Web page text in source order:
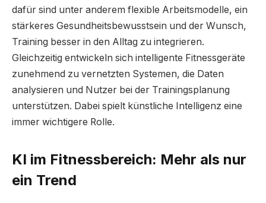
dafür sind unter anderem flexible Arbeitsmodelle, ein
stärkeres Gesundheitsbewusstsein und der Wunsch,
Training besser in den Alltag zu integrieren.
Gleichzeitig entwickeln sich intelligente Fitnessgeräte
zunehmend zu vernetzten Systemen, die Daten
analysieren und Nutzer bei der Trainingsplanung
unterstützen. Dabei spielt künstliche Intelligenz eine
immer wichtigere Rolle.
KI im Fitnessbereich: Mehr als nur
ein Trend